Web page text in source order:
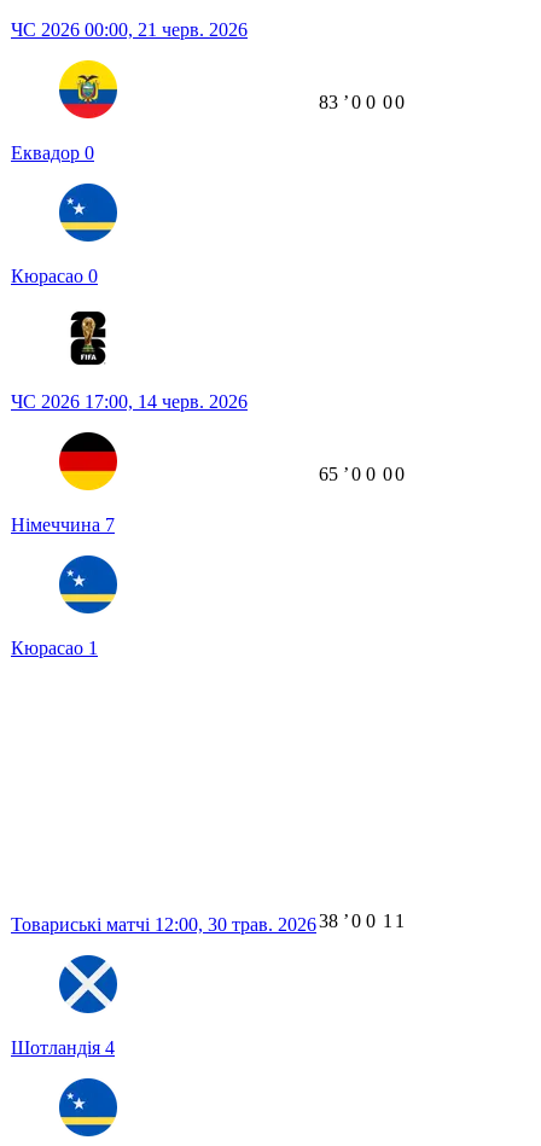
ЧС 2026 00:00, 21 черв. 2026
Еквадор 0
Кюрасао 0
83 ʼ0 0 00
ЧС 2026 17:00, 14 черв. 2026
Німеччина 7
Кюрасао 1
65 ʼ0 0 00
Товариські матчі 12:00, 30 трав. 2026
Шотландія 4
38 ʼ0 0 1 1